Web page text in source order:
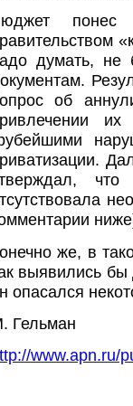
понес
думать, не
об
их
же, в
выявились
опасался
Гельман
www.apn.ru/